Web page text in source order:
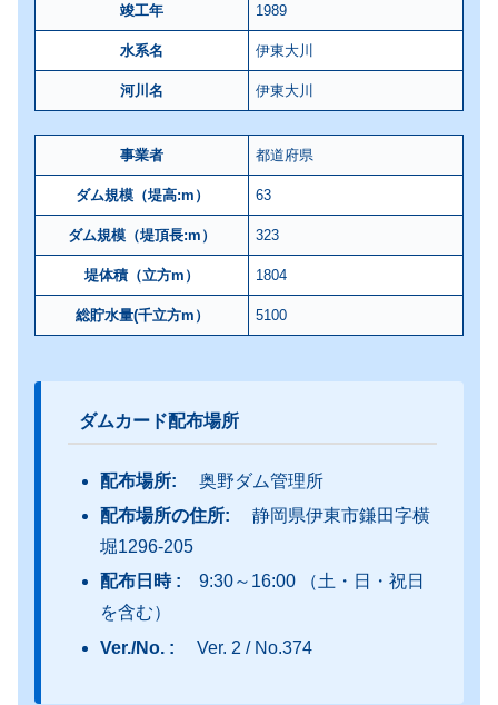
竣工年 1989
水系名 伊東大川
河川名 伊東大川
事業者 都道府県
ダム規模（堤高:m） 63
ダム規模（堤頂長:m） 323
堤体積（立方m） 1804
総貯水量(千立方m） 5100
ダムカード配布場所
配布場所:奥野ダム管理所
配布場所の住所:静岡県伊東市鎌田字横
堀1296-205
配布日時 :9:30～16:00 （土・日・祝日
を含む）
Ver./No. :
Ver. 2 / No.374